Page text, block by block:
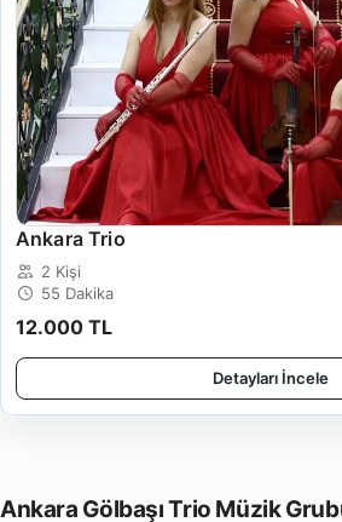
Ankara Trio
2 Kişi
55 Dakika
12.000 TL
Detayları İncele
Ankara Gölbaşı Trio Müzik